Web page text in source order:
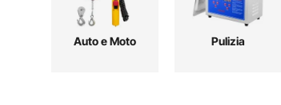
Auto e Moto Pulizia